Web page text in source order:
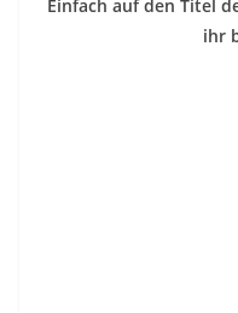
Einfach auf den Titel
ihr